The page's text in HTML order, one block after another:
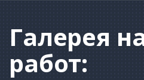
Галерея
работ: